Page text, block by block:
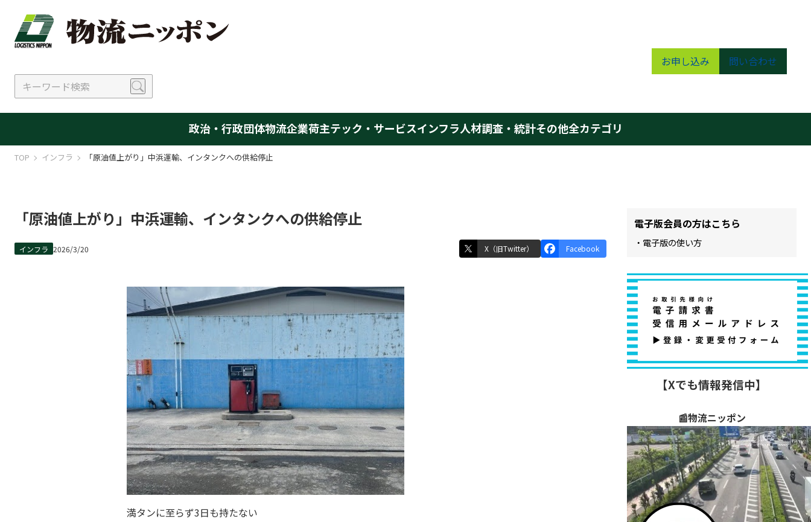
お申し込み 問い合わせ
政治・行政団体物流企業荷主テック・サービスインフラ人材調査・統計その他全カテゴリ
TOP インフラ 「原油値上がり」中浜運輸、インタンクへの供給停止
「原油値上がり」中浜運輸、インタンクへの供給停止
インフラ 2026/3/20 X（旧Twitter） Facebook
満タンに至らず3日も持たない
電子版会員の方はこちら
・電子版の使い方
【Xでも情報発信中】
📰物流ニッポン